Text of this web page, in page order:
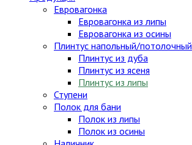
Евровагонка
Евровагонка из липы
Евровагонка из осины
Плинтус напольный/потолочный
Плинтус из дуба
Плинтус из ясеня
Плинтус из липы
Ступени
Полок для бани
Полок из липы
Полок из осины